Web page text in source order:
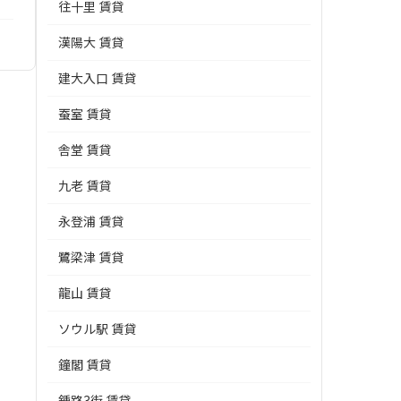
往十里 賃貸
漢陽大 賃貸
建大入口 賃貸
蚕室 賃貸
舎堂 賃貸
九老 賃貸
永登浦 賃貸
鷺梁津 賃貸
龍山 賃貸
ソウル駅 賃貸
鐘閣 賃貸